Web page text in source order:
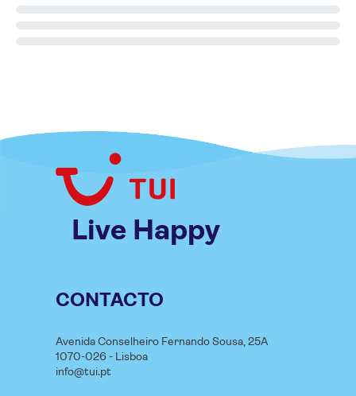
Live Happy
CONTACTO
Avenida Conselheiro Fernando Sousa, 25A
1070-026 - Lisboa
info@tui.pt